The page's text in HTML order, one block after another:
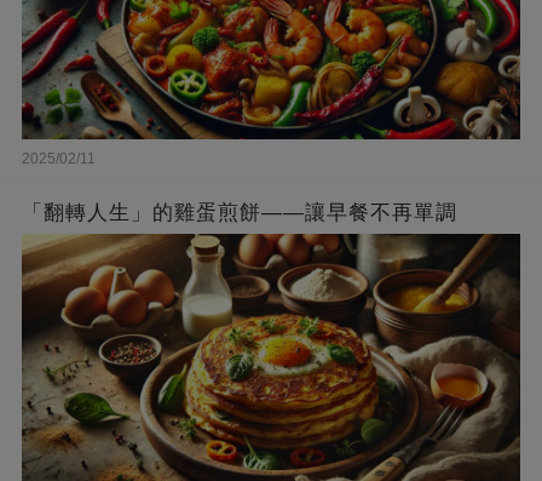
2025/02/11
「翻轉人生」的雞蛋煎餅——讓早餐不再單調